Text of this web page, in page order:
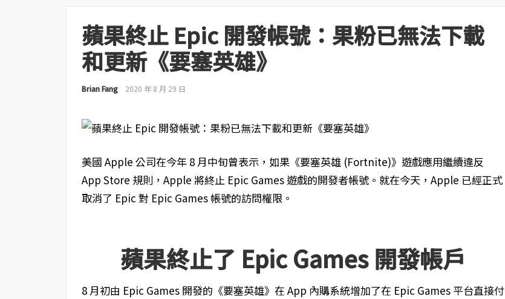
蘋果終止 Epic 開發帳號：果粉已無法下載
和更新《要塞英雄》
Brian Fang 2020 年 8 月 29 日
美國 Apple 公司在今年 8 月中旬曾表示，如果《要塞英雄 (Fortnite)》遊戲應用繼續違反
App Store 規則，Apple 將終止 Epic Games 遊戲的開發者帳號。就在今天，Apple 已經正式
取消了 Epic 對 Epic Games 帳號的訪問權限。
蘋果終止了 Epic Games 開發帳戶
8 月初由 Epic Games 開發的《要塞英雄》在 App 內購系統增加了在 Epic Games 平台直接付